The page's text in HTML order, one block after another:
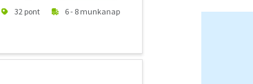
32 pont 6 - 8 munkanap